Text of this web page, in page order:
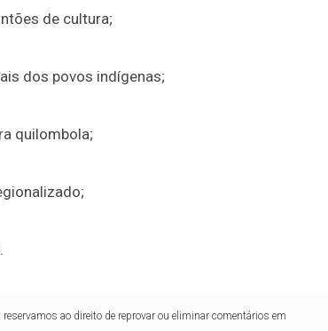
de cultura;
dos povos indígenas;
quilombola;
ao direito de reprovar ou eliminar comentários em